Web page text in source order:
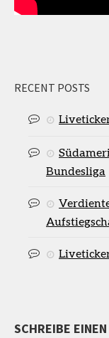
RECENT POSTS
Bundesliga
SCHREIBE